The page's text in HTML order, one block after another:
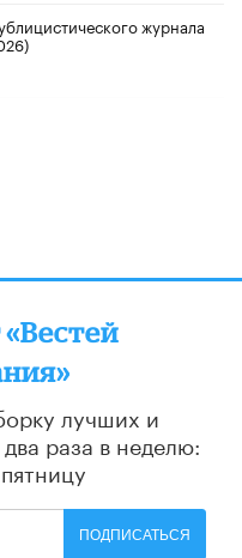
журнала
лучших и
два раза в неделю:
ПОДПИСАТЬСЯ